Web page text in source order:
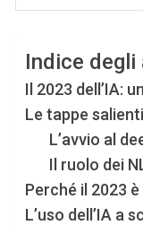
Indice degli
Il 2023 dell’IA:
Le tappe
L’avvio al
Il ruolo dei
Perché il 2023 è
L’uso dell’IA a